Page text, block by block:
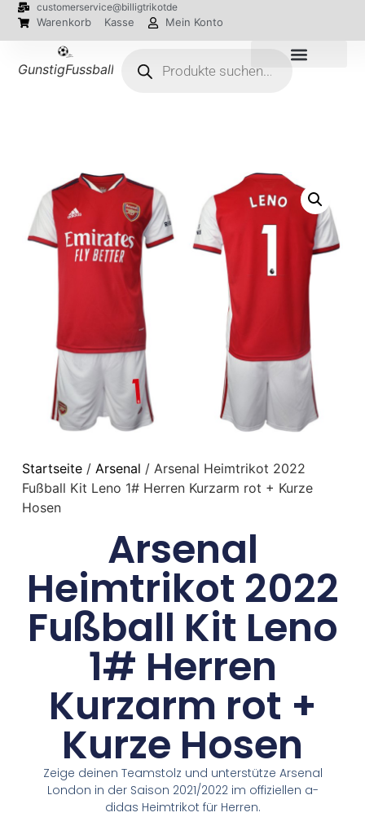
customerservice@billigtrikotde
Warenkorb Kasse Mein Konto
GunstigFussballTrikot
Startseite/ Arsenal / Arsenal Heimtrikot 2022
Fußball Kit Leno 1# Herren Kurzarm rot + Kurze
Hosen
Arsenal
Heimtrikot 2022
Fußball Kit Leno
1# Herren
Kurzarm rot +
Kurze Hosen
Zeige deinen Teamstolz und unterstütze Arsenal
London in der Saison 2021/2022 im offiziellen a-
didas Heimtrikot für Herren.